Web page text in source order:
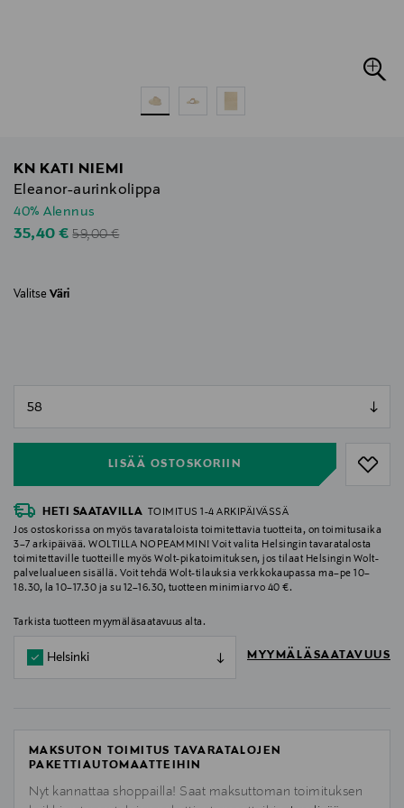
KN KATI NIEMI
Eleanor-aurinkolippa
40% Alennus
Discounted Price
35,40 €Original Price
59,00 €
Valitse Väri
LISÄÄ OSTOSKORIIN
HETI SAATAVILLA
TOIMITUS 1-4 ARKIPÄIVÄSSÄ
Jos ostoskorissa on myös tavarataloista toimitettavia tuotteita, on toimitusaika
3–7 arkipäivää. WOLTILLA NOPEAMMIN! Voit valita Helsingin tavaratalosta
toimitettaville tuotteille myös Wolt-pikatoimituksen, jos tilaat Helsingin Wolt-
palvelualueen sisällä. Voit tehdä Wolt-tilauksia verkkokaupassa ma–pe 10–
18.30, la 10–17.30 ja su 12–16.30, tuotteen minimiarvo 40 €.
Tarkista tuotteen myymäläsaatavuus alta.
Helsinki MYYMÄLÄSAATAVUUS
MAKSUTON TOIMITUS TAVARATALOJEN
PAKETTIAUTOMAATTEIHIN
Nyt kannattaa shoppailla! Saat maksuttoman toimituksen